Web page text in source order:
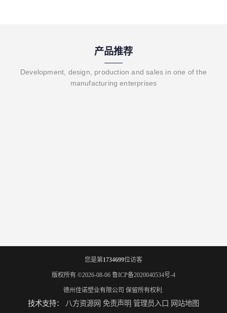
产品推荐
Development, design, production and sales in one of the
manufacturing enterprises
您是第1734699位访客
版权所有 ©2026-08-06 鲁ICP备2020040534号-4
德州佳诺塑业有限公司 保留所有权利.
技术支持： 八方资源网 免责声明 管理员入口 网站地图